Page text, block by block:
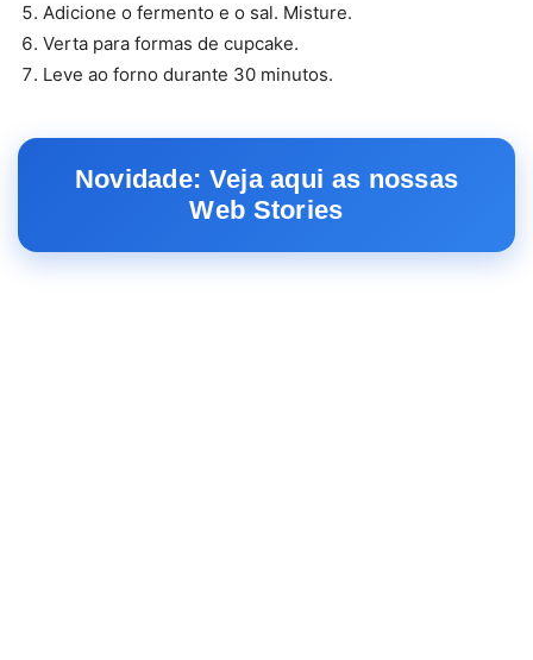
Adicione o fermento e o sal. Misture.
Verta para formas de cupcake.
Leve ao forno durante 30 minutos.
Novidade: Veja aqui as nossas
Web Stories